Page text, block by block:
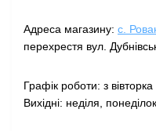
Адреса магазину: с.
перехрестя вул.
Графік роботи: з
Вихідні: неділя, понеділок